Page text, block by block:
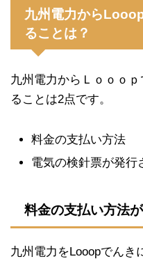
九州電力から
ることは？
九州電力からＬｏｏｏ
ることは2点です。
料金の支払い方法
電気の検針票が発行
料金の支払い方法
九州電力をLooopでんき